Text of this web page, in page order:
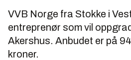
VVB Norge fra Stokke i
entreprenør som vil
Akershus. Anbudet er på
kroner.